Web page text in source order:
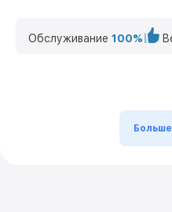
Обслуживание 100%